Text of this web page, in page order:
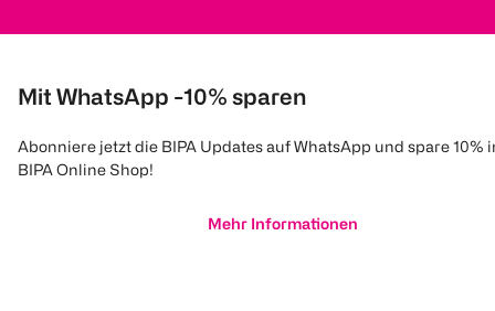
Mit WhatsApp -10% sparen
Abonniere jetzt die BIPA Updates auf WhatsApp und spare 10%
BIPA Online Shop!
Mehr Informationen